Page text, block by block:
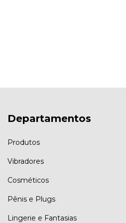
Departamentos
Produtos
Vibradores
Cosméticos
Pênis e Plugs
Lingerie e Fantasias